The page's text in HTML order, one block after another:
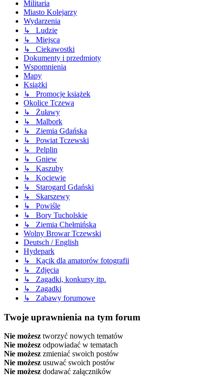
Militaria
Miasto Kolejarzy
Wydarzenia
↳ Ludzie
↳ Miejsca
↳ Ciekawostki
Dokumenty i przedmioty
Wspomnienia
Mapy
Książki
↳ Promocje książek
Okolice Tczewa
↳ Żuławy
↳ Malbork
↳ Ziemia Gdańska
↳ Powiat Tczewski
↳ Pelplin
↳ Gniew
↳ Kaszuby
↳ Kociewie
↳ Starogard Gdański
↳ Skarszewy
↳ Powiśle
↳ Bory Tucholskie
↳ Ziemia Chełmińska
Wolny Browar Tczewski
Deutsch / English
Hydepark
↳ Kącik dla amatorów fotografii
↳ Zdjęcia
↳ Zagadki, konkursy itp.
↳ Zagadki
↳ Zabawy forumowe
Twoje uprawnienia na tym forum
Nie możesz tworzyć nowych tematów
Nie możesz odpowiadać w tematach
Nie możesz zmieniać swoich postów
Nie możesz usuwać swoich postów
Nie możesz dodawać załączników